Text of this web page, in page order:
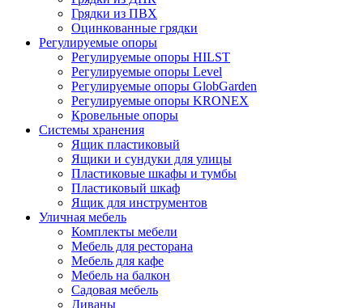
Грядки из ПВХ
Оцинкованные грядки
Регулируемые опоры
Регулируемые опоры HILST
Регулируемые опоры Level
Регулируемые опоры GlobGarden
Регулируемые опоры KRONEX
Кровельные опоры
Системы хранения
Ящик пластиковый
Ящики и сундуки для улицы
Пластиковые шкафы и тумбы
Пластиковый шкаф
Ящик для инструментов
Уличная мебель
Комплекты мебели
Мебель для ресторана
Мебель для кафе
Мебель на балкон
Садовая мебель
Диваны